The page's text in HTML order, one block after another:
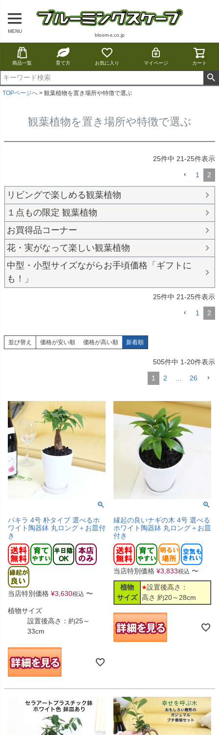
MENU
bloom-s.co.jp
商品一覧 育て方 お気に入り マイページ カート
TOPページへ 観葉植物を置き場所や特徴で選ぶ
観葉植物を置き場所や特徴で選ぶ
25件中 21-25件表示
1 2
リビングで楽しめる観葉植物
１点もの限定 観葉植物
お買得品コーナー
花・実がなって楽しい観葉植物
中型・小型サイズながらお手頃価格「ギフトに
も！」
25件中 21-25件表示
1 2
並び替え 価格が安い順 価格が高い順 新着順
505件中 1-20件表示
1 2 … 26
パキラ 4号 朴タイプ 選べるホ
ワイト陶器鉢 丸ロング＋お皿付
き
当店特別価格 ¥3,630税込 〜
植物サイズ
設置後高さ：約25～
33cm
縁起の良いナギの木 4号 選べる
ホワイト陶器鉢 丸ロング＋お皿
付き
当店特別価格 ¥3,833税込 〜
植物
サイズ
設置後高さ：
高さ 約20～28cm